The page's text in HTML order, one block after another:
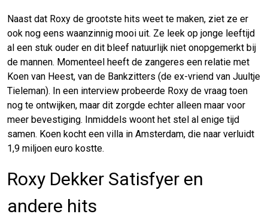
Naast dat Roxy de grootste hits weet te maken, ziet ze er
ook nog eens waanzinnig mooi uit. Ze leek op jonge leeftijd
al een stuk ouder en dit bleef natuurlijk niet onopgemerkt bij
de mannen. Momenteel heeft de zangeres een relatie met
Koen van Heest, van de Bankzitters (de ex-vriend van Juultje
Tieleman). In een interview probeerde Roxy de vraag toen
nog te ontwijken, maar dit zorgde echter alleen maar voor
meer bevestiging. Inmiddels woont het stel al enige tijd
samen. Koen kocht een villa in Amsterdam, die naar verluidt
1,9 miljoen euro kostte.
Roxy Dekker Satisfyer en
andere hits